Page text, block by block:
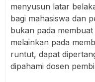
menyusun latar
bagi mahasiswa dan
bukan pada
melainkan pada
runtut, dapat
dipahami dosen